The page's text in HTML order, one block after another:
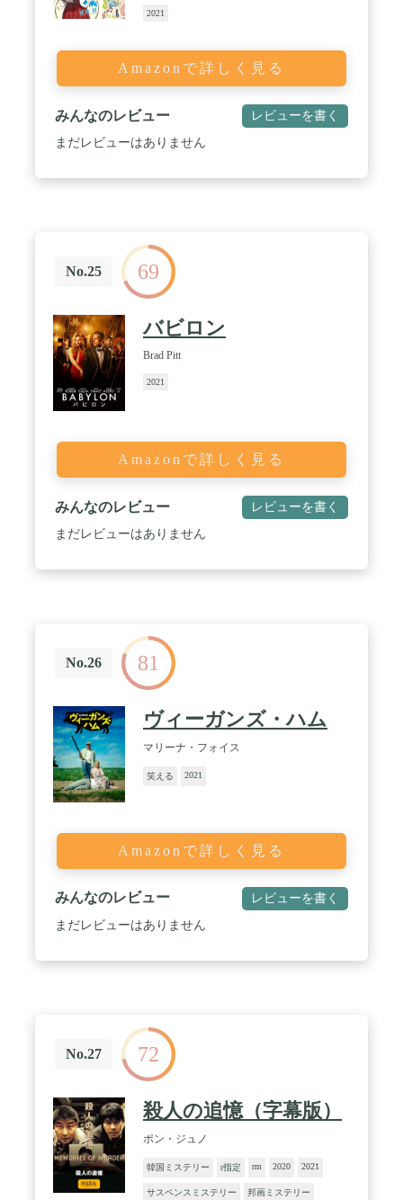
2021
Amazonで詳しく見る
みんなのレビュー レビューを書く
まだレビューはありません
No.25 69
バビロン
Brad Pitt
2021
Amazonで詳しく見る
みんなのレビュー レビューを書く
まだレビューはありません
No.26 81
ヴィーガンズ・ハム
マリーナ・フォイス
笑える 2021
Amazonで詳しく見る
みんなのレビュー レビューを書く
まだレビューはありません
No.27 72
殺人の追憶（字幕版）
ポン・ジュノ
韓国ミステリー r指定 rm 2020 2021
サスペンスミステリー 邦画ミステリー